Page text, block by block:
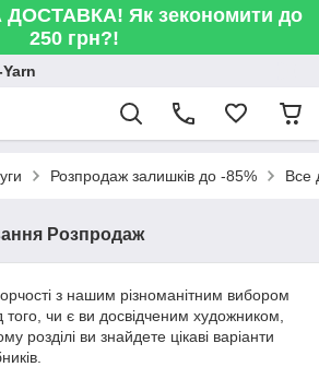
Як зекономити до
250 грн?!
Розпродаж залишків до -85% Все
Розпродаж
з нашим різноманітним вибором
чи є ви досвідченим художником,
розділі ви знайдете цікаві варіанти